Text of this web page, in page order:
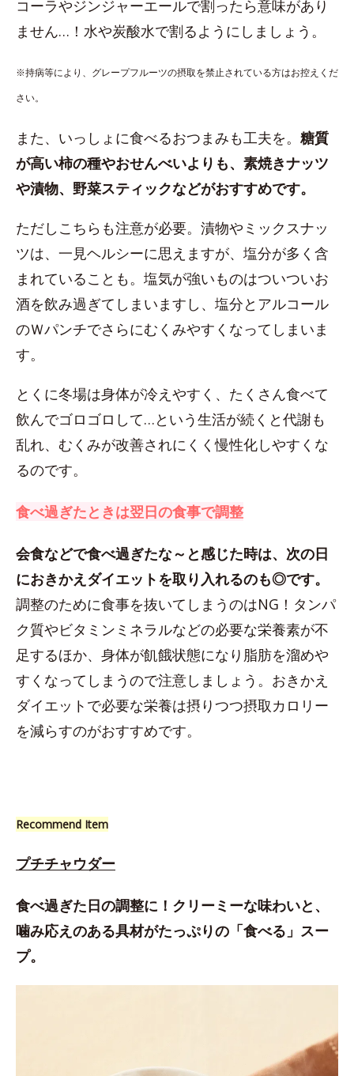
コーラやジンジャーエールで割ったら意味があり
ません…！水や炭酸水で割るようにしましょう。
※持病等により、グレープフルーツの摂取を禁止されている方はお控えくだ
さい。
また、いっしょに食べるおつまみも工夫を。 糖質
が高い柿の種やおせんべいよりも、素焼きナッツ
や漬物、野菜スティックなどがおすすめです。
ただしこちらも注意が必要。漬物やミックスナッ
ツは、一見ヘルシーに思えますが、塩分が多く含
まれていることも。塩気が強いものはついついお
酒を飲み過ぎてしまいますし、塩分とアルコール
のＷパンチでさらにむくみやすくなってしまいま
す。
とくに冬場は身体が冷えやすく、たくさん食べて
飲んでゴロゴロして…という生活が続くと代謝も
乱れ、むくみが改善されにくく慢性化しやすくな
るのです。
食べ過ぎたときは翌日の食事で調整
会食などで食べ過ぎたな～と感じた時は、次の日
におきかえダイエットを取り入れるのも◎です。
調整のために食事を抜いてしまうのはNG！タンパ
ク質やビタミンミネラルなどの必要な栄養素が不
足するほか、身体が飢餓状態になり脂肪を溜めや
すくなってしまうので注意しましょう。おきかえ
ダイエットで必要な栄養は摂りつつ摂取カロリー
を減らすのがおすすめです。
Recommend Item
プチチャウダー
食べ過ぎた日の調整に！クリーミーな味わいと、
噛み応えのある具材がたっぷりの「食べる」スー
プ。